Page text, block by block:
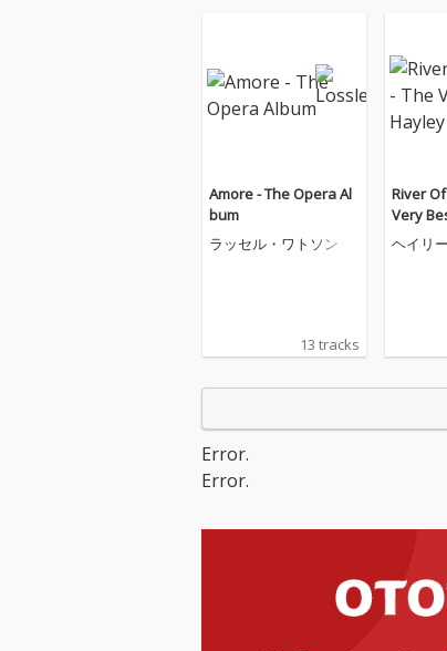
Amore - The Opera Al
bum
ラッセル・ワトソン
13 tracks
River
Very
estenra
ヘイリー
Error.
Error.